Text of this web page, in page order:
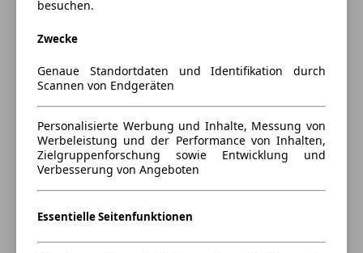
besuchen.
Zwecke
Genaue Standortdaten und Identifikation durch
Scannen von Endgeräten
Personalisierte Werbung und Inhalte, Messung von
Werbeleistung und der Performance von Inhalten,
Zielgruppenforschung sowie Entwicklung und
Verbesserung von Angeboten
Essentielle Seitenfunktionen